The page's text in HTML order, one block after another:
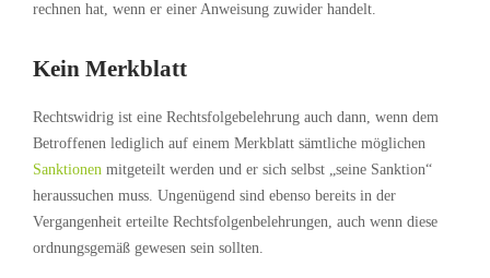
rechnen hat, wenn er einer Anweisung zuwider handelt.
Kein Merkblatt
Rechtswidrig ist eine Rechtsfolgebelehrung auch dann, wenn dem
Betroffenen lediglich auf einem Merkblatt sämtliche möglichen
Sanktionen mitgeteilt werden und er sich selbst „seine Sanktion“
heraussuchen muss. Ungenügend sind ebenso bereits in der
Vergangenheit erteilte Rechtsfolgenbelehrungen, auch wenn diese
ordnungsgemäß gewesen sein sollten.